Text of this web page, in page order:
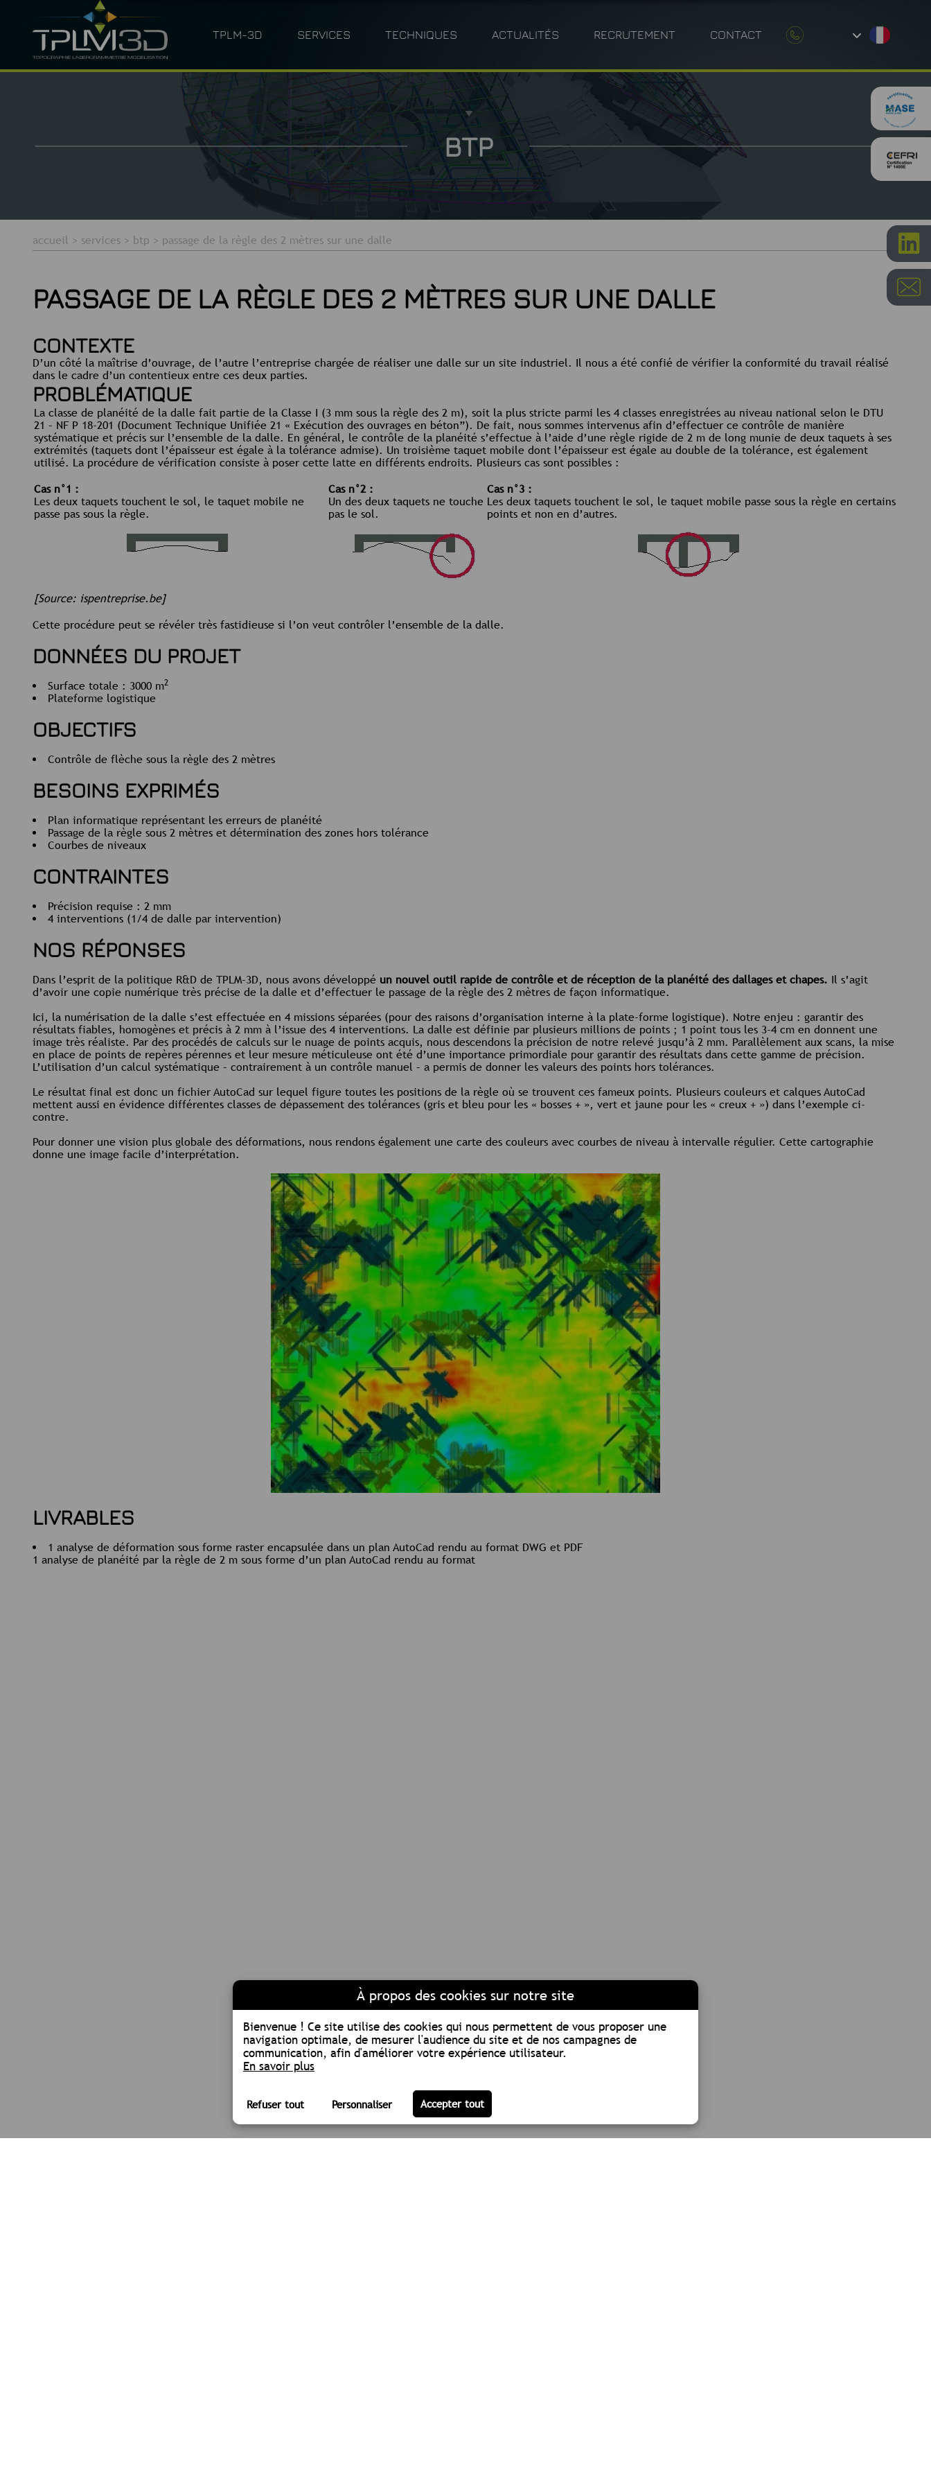
QUI SOMMES-NOUS ? BÉNÉFICES CLIENTS POLITIQUE ENVIRONNEMENTALE
TPLM-3D
ARCHITECTURE INDUSTRIE
SERVICES
LASERGRAMMÉTRIE PHOTOGRAMMÉTRIE MÉTROLOGIE
TECHNIQUES ACTUALITÉS RECRUTEMENT CONTACT
BTP
accueil > services > btp > passage de la règle des 2 mètres sur une dalle
PASSAGE DE LA RÈGLE DES 2 MÈTRES SUR UNE DALLE
CONTEXTE
D’un côté la maîtrise d’ouvrage, de l’autre l’entreprise chargée de réaliser une dalle sur un site industriel. Il nous a été confié de vérifier la conformité du travail réalisé
dans le cadre d’un contentieux entre ces deux parties.
PROBLÉMATIQUE
La classe de planéité de la dalle fait partie de la Classe I (3 mm sous la règle des 2 m), soit la plus stricte parmi les 4 classes enregistrées au niveau national selon le DTU
21 – NF P 18-201 (Document Technique Unifiée 21 « Exécution des ouvrages en béton”). De fait, nous sommes intervenus afin d’effectuer ce contrôle de manière
systématique et précis sur l’ensemble de la dalle. En général, le contrôle de la planéité s’effectue à l’aide d’une règle rigide de 2 m de long munie de deux taquets à ses
extrémités (taquets dont l’épaisseur est égale à la tolérance admise). Un troisième taquet mobile dont l’épaisseur est égale au double de la tolérance, est également
utilisé. La procédure de vérification consiste à poser cette latte en différents endroits. Plusieurs cas sont possibles :
Cas n°1 :
Les deux taquets touchent le sol, le taquet mobile ne
passe pas sous la règle.
Cas n°2 :
Un des deux taquets ne touche
pas le sol.
Cas n°3 :
Les deux taquets touchent le sol, le taquet mobile passe sous la règle en certains
points et non en d’autres.
[Source: ispentreprise.be]
Cette procédure peut se révéler très fastidieuse si l’on veut contrôler l’ensemble de la dalle.
DONNÉES DU PROJET
Surface totale : 3000 m2
Plateforme logistique
OBJECTIFS
Contrôle de flèche sous la règle des 2 mètres
BESOINS EXPRIMÉS
Plan informatique représentant les erreurs de planéité
Passage de la règle sous 2 mètres et détermination des zones hors tolérance
Courbes de niveaux
CONTRAINTES
Précision requise : 2 mm
4 interventions (1/4 de dalle par intervention)
NOS RÉPONSES
Dans l’esprit de la politique R&D de TPLM-3D, nous avons développé un nouvel outil rapide de contrôle et de réception de la planéité des dallages et chapes. Il s’agit
d’avoir une copie numérique très précise de la dalle et d’effectuer le passage de la règle des 2 mètres de façon informatique.
Ici, la numérisation de la dalle s’est effectuée en 4 missions séparées (pour des raisons d’organisation interne à la plate-forme logistique). Notre enjeu : garantir des
résultats fiables, homogènes et précis à 2 mm à l’issue des 4 interventions. La dalle est définie par plusieurs millions de points ; 1 point tous les 3-4 cm en donnent une
image très réaliste. Par des procédés de calculs sur le nuage de points acquis, nous descendons la précision de notre relevé jusqu’à 2 mm. Parallèlement aux scans, la mise
en place de points de repères pérennes et leur mesure méticuleuse ont été d’une importance primordiale pour garantir des résultats dans cette gamme de précision.
L’utilisation d’un calcul systématique – contrairement à un contrôle manuel – a permis de donner les valeurs des points hors tolérances.
Le résultat final est donc un fichier AutoCad sur lequel figure toutes les positions de la règle où se trouvent ces fameux points. Plusieurs couleurs et calques AutoCad
mettent aussi en évidence différentes classes de dépassement des tolérances (gris et bleu pour les « bosses + », vert et jaune pour les « creux + ») dans l’exemple ci-
contre.
Pour donner une vision plus globale des déformations, nous rendons également une carte des couleurs avec courbes de niveau à intervalle régulier. Cette cartographie
donne une image facile d’interprétation.
LIVRABLES
1 analyse de déformation sous forme raster encapsulée dans un plan AutoCad rendu au format DWG et PDF
1 analyse de planéité par la règle de 2 m sous forme d’un plan AutoCad rendu au format
À propos des cookies sur notre site
Bienvenue ! Ce site utilise des cookies qui nous permettent de vous proposer une
navigation optimale, de mesurer l'audience du site et de nos campagnes de
communication, afin d'améliorer votre expérience utilisateur.
En savoir plus